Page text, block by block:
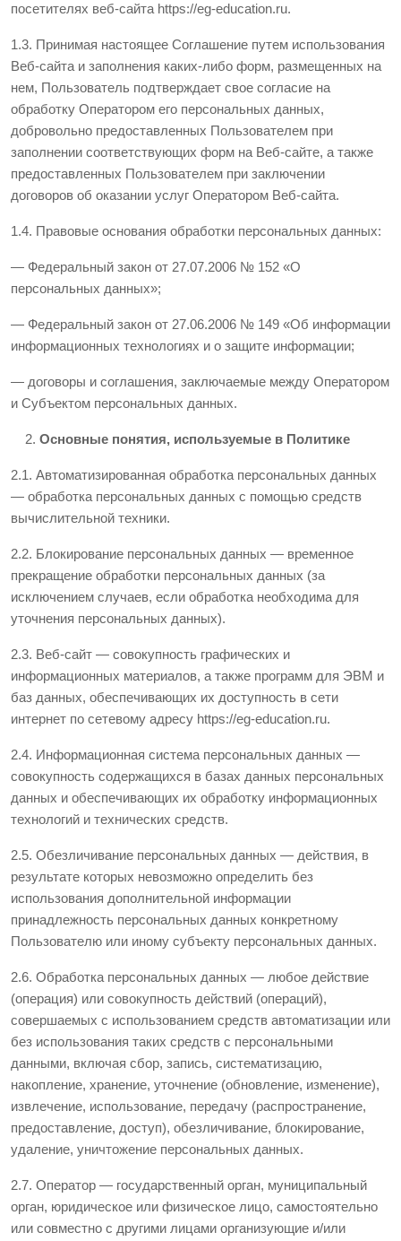
посетителях веб-сайта https://eg-education.ru.
1.3. Принимая настоящее Соглашение путем использования
Веб-сайта и заполнения каких-либо форм, размещенных на
нем, Пользователь подтверждает свое согласие на
обработку Оператором его персональных данных,
добровольно предоставленных Пользователем при
заполнении соответствующих форм на Веб-сайте, а также
предоставленных Пользователем при заключении
договоров об оказании услуг Оператором Веб-сайта.
1.4. Правовые основания обработки персональных данных:
— Федеральный закон от 27.07.2006 № 152 «О
персональных данных»;
— Федеральный закон от 27.06.2006 № 149 «Об информации
информационных технологиях и о защите информации;
— договоры и соглашения, заключаемые между Оператором
и Субъектом персональных данных.
Основные понятия, используемые в Политике
2.1. Автоматизированная обработка персональных данных
— обработка персональных данных с помощью средств
вычислительной техники.
2.2. Блокирование персональных данных — временное
прекращение обработки персональных данных (за
исключением случаев, если обработка необходима для
уточнения персональных данных).
2.3. Веб-сайт — совокупность графических и
информационных материалов, а также программ для ЭВМ и
баз данных, обеспечивающих их доступность в сети
интернет по сетевому адресу https://eg-education.ru.
2.4. Информационная система персональных данных —
совокупность содержащихся в базах данных персональных
данных и обеспечивающих их обработку информационных
технологий и технических средств.
2.5. Обезличивание персональных данных — действия, в
результате которых невозможно определить без
использования дополнительной информации
принадлежность персональных данных конкретному
Пользователю или иному субъекту персональных данных.
2.6. Обработка персональных данных — любое действие
(операция) или совокупность действий (операций),
совершаемых с использованием средств автоматизации или
без использования таких средств с персональными
данными, включая сбор, запись, систематизацию,
накопление, хранение, уточнение (обновление, изменение),
извлечение, использование, передачу (распространение,
предоставление, доступ), обезличивание, блокирование,
удаление, уничтожение персональных данных.
2.7. Оператор — государственный орган, муниципальный
орган, юридическое или физическое лицо, самостоятельно
или совместно с другими лицами организующие и/или